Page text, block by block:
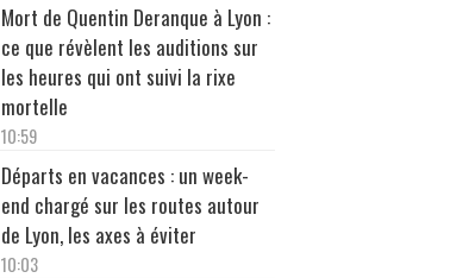
Mort de Quentin Deranque à Lyon :
ce que révèlent les auditions sur
les heures qui ont suivi la rixe
mortelle
10:59
Départs en vacances : un week-
end chargé sur les routes autour
de Lyon, les axes à éviter
10:03